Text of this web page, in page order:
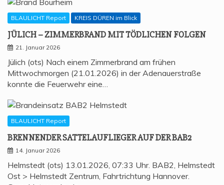
BLAULICHT Report KREIS DÜREN im Blick
JÜLICH – ZIM­MER­BRAND MIT TÖD­LI­CHEN FOLGEN
21. Januar 2026
Jülich (ots) Nach einem Zimmerbrand am frühen
Mittwochmorgen (21.01.2026) in der Adenauerstraße
konnte die Feuerwehr eine…
BLAULICHT Report
BREN­NEN­DER SAT­TEL­AUF­LIE­GER AUF DER BAB2
14. Januar 2026
Helmstedt (ots) 13.01.2026, 07:33 Uhr. BAB2, Helmstedt
Ost > Helmstedt Zentrum, Fahrtrichtung Hannover.